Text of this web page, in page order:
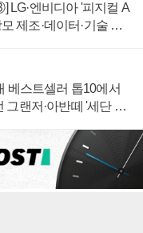
LG·엔비디아 '피지컬 A
제조·데이터·기술 결
베스트셀러 톱10에서
그랜저·아반떼 '세단 쌍